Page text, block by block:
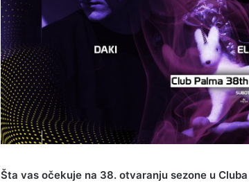
Šta vas očekuje na 38. otvaranju sezone u